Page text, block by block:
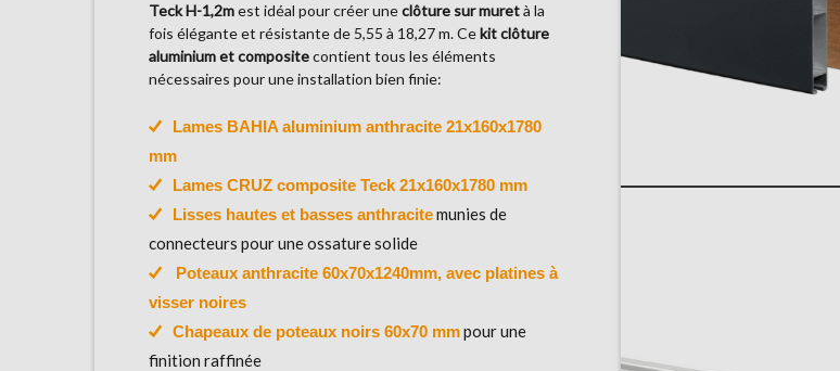
Teck H-1,2mest idéal pour créer uneclôture sur muretà la
fois élégante et résistante de 5,55 à 18,27 m. Cekit clôture
aluminium et compositecontient tous les éléments
nécessaires pour une installation bien finie:
Lames BAHIA aluminium anthracite 21x160x1780
mm
Lames CRUZ composite Teck 21x160x1780 mm
Lisses hautes et basses anthracitemunies de
connecteurs pour une ossature solide
Poteaux anthracite 60x70x1240mm, avec platines à
visser noires
Chapeaux de poteaux noirs 60x70 mmpour une
finition raffinée